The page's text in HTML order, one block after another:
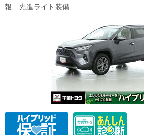
報 先進ライト装備